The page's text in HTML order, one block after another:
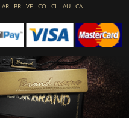
AR BR VE CO CL AU CA